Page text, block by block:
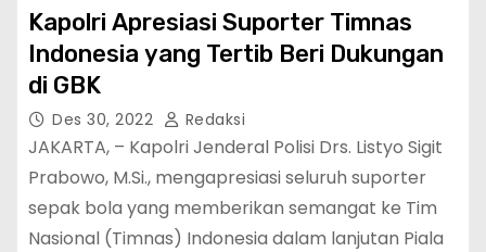
Kapolri Apresiasi Suporter Timnas
Indonesia yang Tertib Beri Dukungan
di GBK
Des 30, 2022 Redaksi
JAKARTA, – Kapolri Jenderal Polisi Drs. Listyo Sigit
Prabowo, M.Si., mengapresiasi seluruh suporter
sepak bola yang memberikan semangat ke Tim
Nasional (Timnas) Indonesia dalam lanjutan Piala